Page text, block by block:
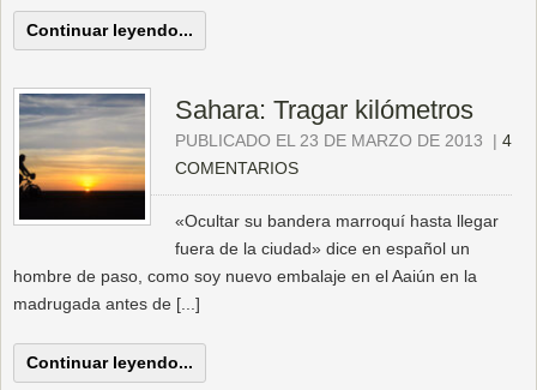
Continuar leyendo...
Sahara: Tragar kilómetros
PUBLICADO EL 23 DE MARZO DE 2013 | 4
COMENTARIOS
«Ocultar su bandera marroquí hasta llegar
fuera de la ciudad» dice en español un
hombre de paso, como soy nuevo embalaje en el Aaiún en la
madrugada antes de [...]
Continuar leyendo...